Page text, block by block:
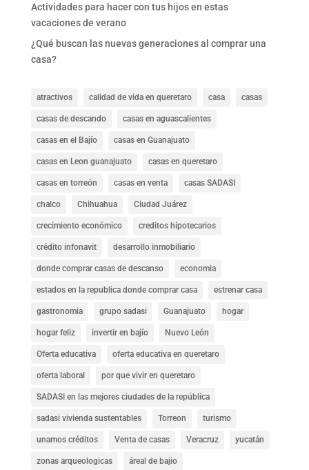
Actividades para hacer con tus hijos en estas
vacaciones de verano
¿Qué buscan las nuevas generaciones al comprar una
casa?
atractivos calidad de vida en queretaro casa casas
casas de descando casas en aguascalientes
casas en el Bajío casas en Guanajuato
casas en Leon guanajuato casas en queretaro
casas en torreón casas en venta casas SADASI
chalco Chihuahua Ciudad Juárez
crecimiento económico creditos hipotecarios
crédito infonavit desarrollo inmobiliario
donde comprar casas de descanso economia
estados en la republica donde comprar casa estrenar casa
gastronomia grupo sadasi Guanajuato hogar
hogar feliz invertir en bajío Nuevo León
Oferta educativa oferta educativa en queretaro
oferta laboral por que vivir en queretaro
SADASI en las mejores ciudades de la república
sadasi vivienda sustentables Torreon turismo
unamos créditos Venta de casas Veracruz yucatán
zonas arqueologicas áreal de bajio